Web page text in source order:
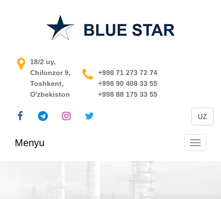
O'zbekistondagi jarayonni
boshqarish tizimi
18/2 uy,
Chilonzor 9,
Toshkent,
O'zbekiston
+998 71 273 72 74
+998 90 408 33 55
+998 88 175 33 55
UZ
Menyu